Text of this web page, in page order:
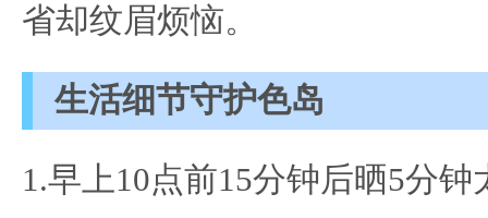
省却纹眉烦恼。
生活细节守护色岛
1.早上10点前15分钟后晒5分